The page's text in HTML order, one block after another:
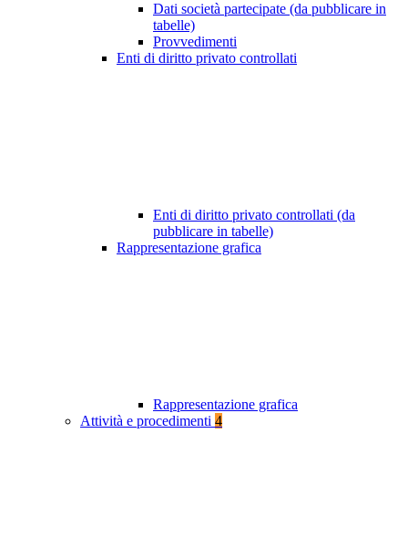
Dati società partecipate (da pubblicare in
tabelle)
Provvedimenti
Enti di diritto privato controllati
Enti di diritto privato controllati (da
pubblicare in tabelle)
Rappresentazione grafica
Rappresentazione grafica
Attività e procedimenti 4